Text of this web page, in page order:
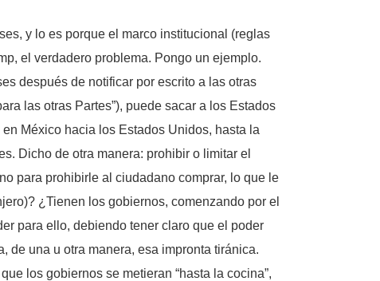
y lo es porque el marco institucional (reglas
el verdadero problema. Pongo un ejemplo.
después de notificar por escrito a las otras
las otras Partes”), puede sacar a los Estados
México hacia los Estados Unidos, hasta la
Dicho de otra manera: prohibir o limitar el
para prohibirle al ciudadano comprar, lo que le
¿Tienen los gobiernos, comenzando por el
para ello, debiendo tener claro que el poder
de una u otra manera, esa impronta tiránica.
los gobiernos se metieran “hasta la cocina”,